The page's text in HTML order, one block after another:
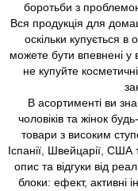
боротьби з
Вся продукція для
оскільки купується в
можете бути впевнені у
не купуйте
В асортименті ви
чоловіків та жінок
товари з високим
Іспанії, Швейцарії,
опис та відгуки від
блоки: ефект, активні